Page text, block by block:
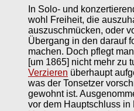
In Solo- und
wohl Freiheit, die
auszuschmücken, oder
Übergang in den darauf
machen. Doch pflegt
[um 1865] nicht mehr zu
Verzieren überhaupt
was der Tonsetzer
gewohnt ist.
vor dem Hauptschluss